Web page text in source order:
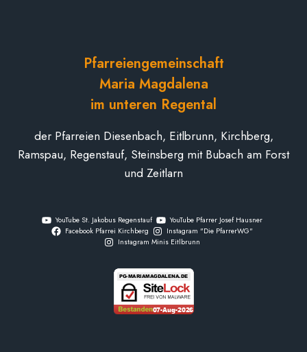
Pfarreiengemeinschaft
Maria Magdalena
im unteren Regental
der Pfarreien Diesenbach, Eitlbrunn, Kirchberg,
Ramspau, Regenstauf, Steinsberg mit Bubach am Forst
und Zeitlarn
YouTube St. Jakobus Regenstauf
YouTube Pfarrer Josef Hausner
Facebook Pfarrei Kirchberg
Instagram "Die PfarrerWG"
Instagram Minis Eitlbrunn